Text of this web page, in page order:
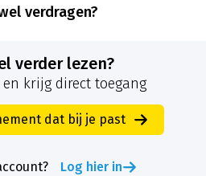
verdragen?
verder lezen?
krijg direct toegang
dat bij je past
Log hier in